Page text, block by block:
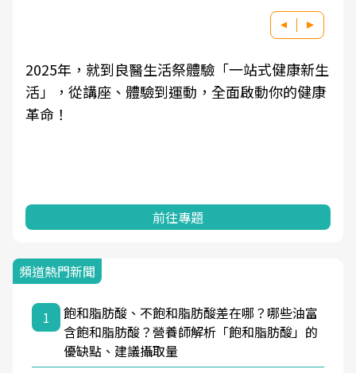
醫生活祭體驗「一站式健康新生
體驗到運動，全面啟動你的健康
良醫健康網從「
學觀點與日常感
頻道熱門新聞
1
飽和脂肪酸、不飽和脂肪酸差在哪？哪些油富
含飽和脂肪酸？營養師解析「飽和脂肪酸」的
優缺點、建議攝取量